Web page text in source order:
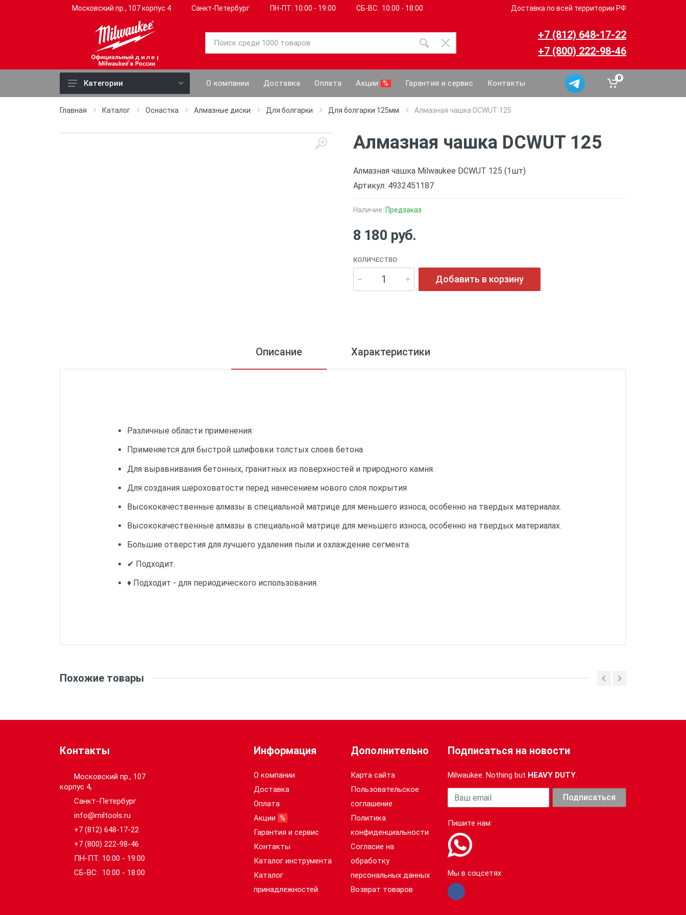
Московский пр., 107 корпус 4 Санкт-Петербург ПН-ПТ: 10:00 - 19:00 СБ-ВС: 10:00 - 18:00 Доставка по всей территории РФ
дилер
+7 (812) 648-17-22
+7 (800) 222-98-46
Электроинструмент
Категории О компании Доставка Оплата Акции % Гарантия и сервис Контакты
0
Главная Каталог Оснастка Алмазные диски Для болгарки Для болгарки 125мм Алмазная чашка DCWUT 125
Алмазная чашка DCWUT 125
Алмазная чашка Milwaukee DCWUT 125 (1шт)
Артикул: 4932451187
Наличие: Предзаказ
8 180 руб.
КОЛИЧЕСТВО
Добавить в корзину
Описание Характеристики
Различные области применения:
Применяется для быстрой шлифовки толстых слоев бетона
Для выравнивания бетонных, гранитных из поверхностей и природного камня.
Для создания шероховатости перед нанесением нового слоя покрытия
Высококачественные алмазы в специальной матрице для меньшего износа, особенно на твердых материалах.
Высококачественные алмазы в специальной матрице для меньшего износа, особенно на твердых материалах.
Большие отверстия для лучшего удаления пыли и охлаждение сегмента.
✔ Подходит.
♦ Подходит - для периодического использования.
Похожие товары
Контакты
Московский пр., 107
корпус 4,
Санкт-Петербург
info@miltools.ru
+7 (812) 648-17-22
+7 (800) 222-98-46
ПН-ПТ: 10:00 - 19:00
СБ-ВС: 10:00 - 18:00
Информация
О компании
Доставка
Оплата
Акции %
Гарантия и сервис
Контакты
Каталог инструмента
Каталог
принадлежностей
Дополнительно
Карта сайта
Пользовательское
соглашение
Политика
конфиденциальности
Согласие на
обработку
персональных данных
Возврат товаров
Подписаться на новости
Milwaukee. Nothing but HEAVY DUTY.
Ваша почта Подписаться
Пишите нам:
Мы в соцсетях